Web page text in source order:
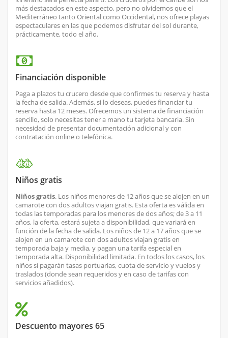
más destacados en este aspecto, pero no olvidemos que el
Mediterráneo tanto Oriental como Occidental, nos ofrece playas
espectaculares en las que podemos disfrutar del sol durante,
prácticamente, todo el año.
Financiación disponible
Paga a plazos tu crucero desde que confirmes tu reserva y hasta
la fecha de salida. Además, si lo deseas, puedes financiar tu
reserva hasta 12 meses. Ofrecemos un sistema de financiación
sencillo, solo necesitas tener a mano tu tarjeta bancaria. Sin
necesidad de presentar documentación adicional y con
contratación online o telefónica.
Niños gratis
Niños gratis. Los niños menores de 12 años que se alojen en un
camarote con dos adultos viajan gratis. Esta oferta es válida en
todas las temporadas para los menores de dos años; de 3 a 11
años, la oferta, estará sujeta a disponibilidad, que variará en
función de la fecha de salida. Los niños de 12 a 17 años que se
alojen en un camarote con dos adultos viajan gratis en
temporada baja y media, y pagan una tarifa especial en
temporada alta. Disponibilidad limitada. En todos los casos, los
niños sí pagarán tasas portuarias, cuota de servicio y vuelos y
traslados (donde sean requeridos y en caso de tarifas con
servicios añadidos).
Descuento mayores 65